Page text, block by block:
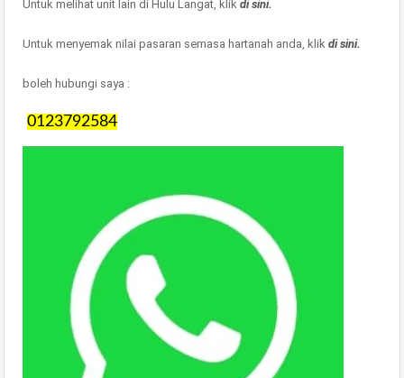
Untuk melihat unit lain di Hulu Langat, klik di sini.
Untuk menyemak nilai pasaran semasa hartanah anda, klik di sini.
boleh hubungi saya :
0123792584